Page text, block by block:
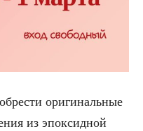
ори­ги­наль­ные
из эпок­сид­ной